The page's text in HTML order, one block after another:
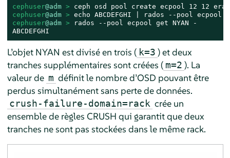
cephuser@adm > ceph osd pool create ecpool 12 12
cephuser@adm >
cephuser@adm >
rados --pool ecpool get NYAN -
ABCDEFGHI
L’objet NYAN est divisé en trois ( k=3 ) et deux
tranches supplémentaires sont créées ( m=2 ). La
valeur de m définit le nombre d’OSD pouvant être
perdus simultanément sans perte de données.
crush-failure-domain=rack crée un
ensemble de règles CRUSH qui garantit que deux
tranches ne sont pas stockées dans le même rack.